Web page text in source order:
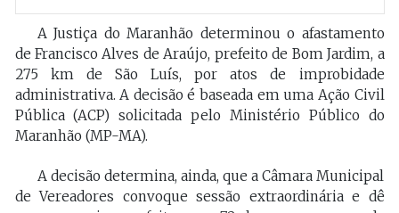
A Justiça do Maranhão determinou o afastamento
de Francisco Alves de Araújo, prefeito de Bom Jardim, a
275 km de São Luís, por atos de improbidade
administrativa. A decisão é baseada em uma Ação Civil
Pública (ACP) solicitada pelo Ministério Público do
Maranhão (MP-MA).
A decisão determina, ainda, que a Câmara Municipal
de Vereadores convoque sessão extraordinária e dê